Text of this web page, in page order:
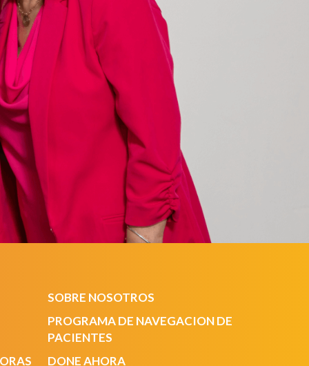
SOBRE NOSOTROS
PROGRAMA DE NAVEGACION DE
PACIENTES
DONE AHORA